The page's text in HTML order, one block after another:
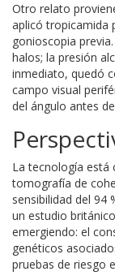
Otro relato
aplicó tropicamida
gonioscopia
halos; la presión
inmediato, quedó
campo visual
del ángulo antes
La tecnología está
tomografía de
sensibilidad del 94
un estudio
emergiendo: el
genéticos
pruebas de riesgo